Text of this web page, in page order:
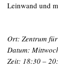
Leinwand und
Ort: Zentrum
Datum:
Zeit: 18:30 –